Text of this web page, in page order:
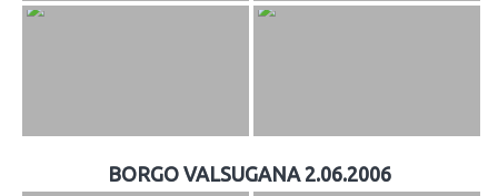
BORGO VALSUGANA 2.06.2006